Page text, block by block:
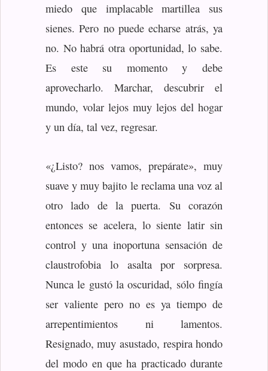
miedo que implacable martillea sus
sienes. Pero no puede echarse atrás, ya
no. No habrá otra oportunidad, lo sabe.
Es este su momento y debe
aprovecharlo. Marchar, descubrir el
mundo, volar lejos muy lejos del hogar
y un día, tal vez, regresar.
«¿Listo? nos vamos, prepárate», muy
suave y muy bajito le reclama una voz al
otro lado de la puerta. Su corazón
entonces se acelera, lo siente latir sin
control y una inoportuna sensación de
claustrofobia lo asalta por sorpresa.
Nunca le gustó la oscuridad, sólo fingía
ser valiente pero no es ya tiempo de
arrepentimientos ni lamentos.
Resignado, muy asustado, respira hondo
del modo en que ha practicado durante